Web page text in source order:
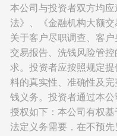
本公司与投资者双方均
法》、《金融机构大额
关于客户尽职调查、客
交易报告、洗钱风险管
求。投资者应按照规定
料的真实性、准确性及
钱义务。投资者通过本
授权如下：本公司有权
法定义务需要，在不预